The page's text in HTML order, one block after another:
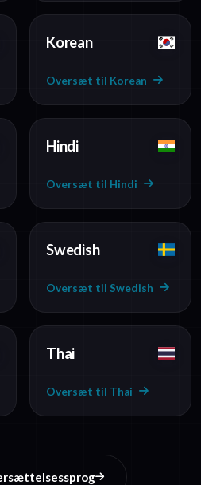
Korean
Oversæt til Korean
Hindi
Oversæt til Hindi
Swedish
Oversæt til Swedish
Thai
Oversæt til Thai